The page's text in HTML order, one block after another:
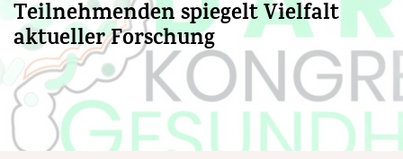
Teilnehmenden spiegelt Vielfalt
aktueller Forschung